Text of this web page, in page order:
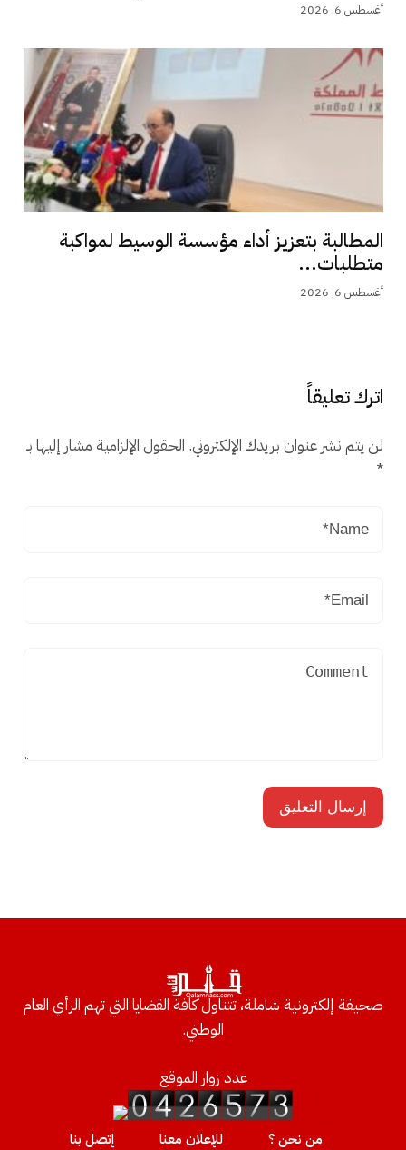
أغسطس 6, 2026
المطالبة بتعزيز أداء مؤسسة الوسيط لمواكبة
متطلبات...
أغسطس 6, 2026
اترك تعليقاً
لن يتم نشر عنوان بريدك الإلكتروني. الحقول الإلزامية مشار إليها بـ
*
صحيفة إلكترونية شاملة، تتناول كافة القضايا التي تهم الرأي العام
الوطني.
عدد زوار الموقع
من نحن ؟ للإعلان معنا إتصل بنا